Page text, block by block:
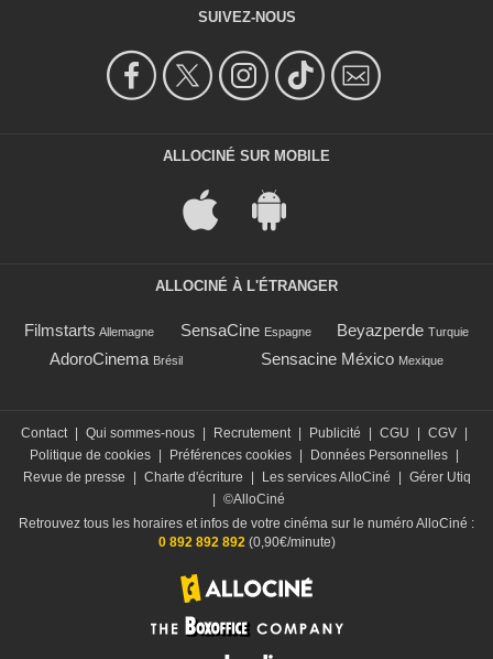
SUIVEZ-NOUS
ALLOCINÉ SUR MOBILE
ALLOCINÉ À L'ÉTRANGER
Filmstarts Allemagne SensaCine Espagne Beyazperde Turquie
AdoroCinema Brésil Sensacine México Mexique
Contact Qui sommes-nous Recrutement Publicité CGU CGV
Politique de cookies
Préférences cookies Données Personnelles
Revue de presse
Charte d'écriture Les services AlloCiné
Gérer Utiq
©AlloCiné
Retrouvez tous les horaires et infos de votre cinéma sur le numéro AlloCiné :
0 892 892 892(0,90€/minute)